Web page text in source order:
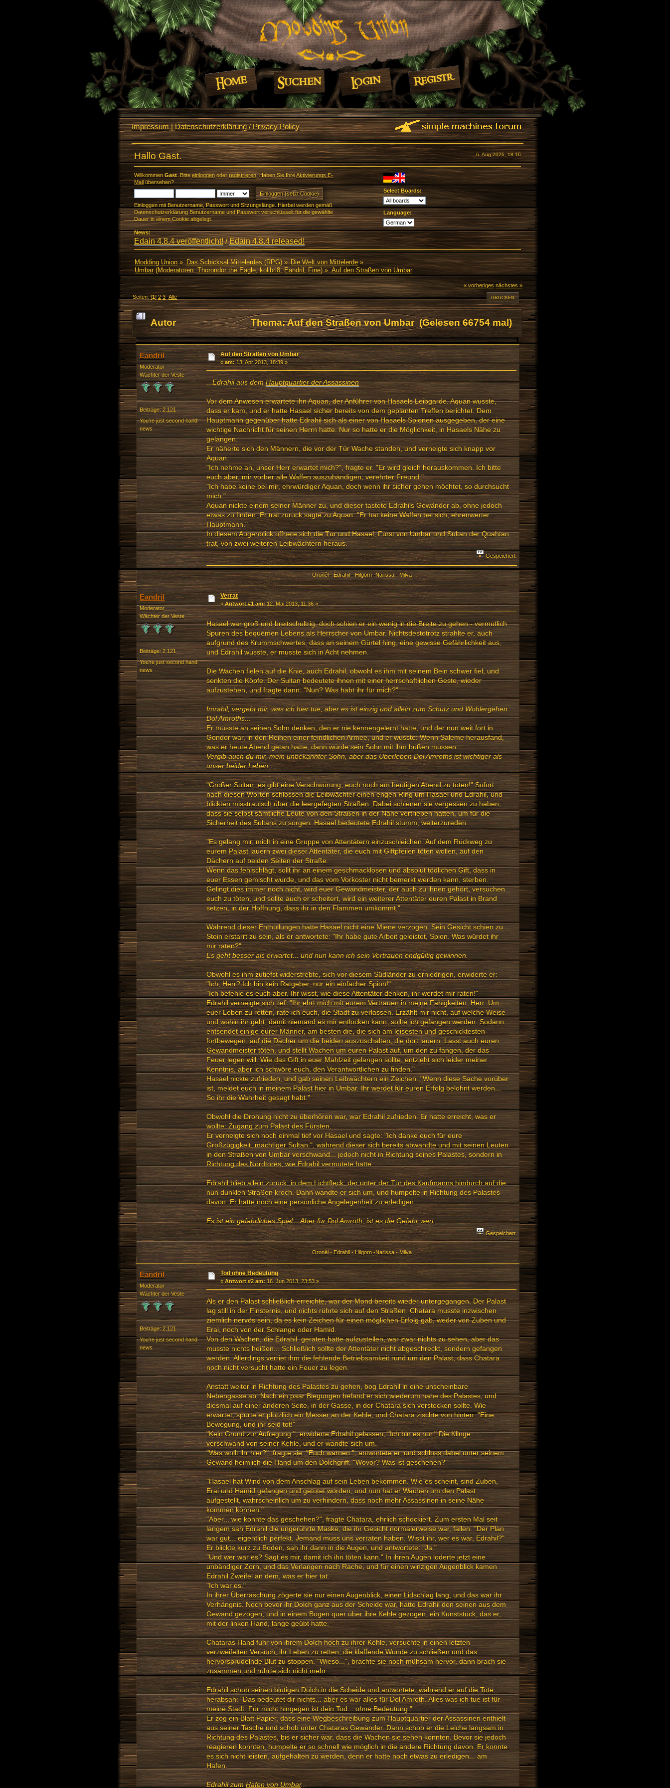
Impressum|Datenschutzerklärung / Privacy Policy
6. Aug 2026, 18:16
Hallo Gast.
Willkommen Gast. Bitte einloggenoderregistrieren. Haben Sie IhreAktivierungs E-
Mailübersehen?
Einloggen mit Benutzername, Passwort und Sitzungslänge. Hierbei werden gemäß
Datenschutzerklärung Benutzername und Passwort verschlüsselt für die gewählte
Dauer in einem Cookie abgelegt.
Select Boards:
Language:
News:
Edain 4.8.4 veröffentlicht!/Edain 4.8.4 released!
Modding Union» Das Schicksal Mittelerdes (RPG)» Die Welt von Mittelerde»
Umbar(Moderatoren:Thorondor the Eagle,kolibri8,Eandril , Fine) » Auf den Straßen von Umbar
« vorheriges nächstes »
DRUCKEN
Seiten: [1]2 3 Alle
Autor Thema: Auf den Straßen von Umbar (Gelesen 66754 mal)
Eandril
Moderator
Wächter der Veste
Beiträge: 2.121
You're just second hand
news
Auf den Straßen von Umbar
«am:13. Apr 2013, 18:39 »
...Edrahil aus demHauptquartier der Assassinen
Vor dem Anwesen erwartete ihn Aquan, der Anführer von Hasaels Leibgarde. Aquan wusste,
dass er kam, und er hatte Hasael sicher bereits von dem geplanten Treffen berichtet. Dem
Hauptmann gegenüber hatte Edrahil sich als einer von Hasaels Spionen ausgegeben, der eine
wichtige Nachricht für seinen Herrn hatte. Nur so hatte er die Möglichkeit, in Hasaels Nähe zu
gelangen.
Er näherte sich den Männern, die vor der Tür Wache standen, und verneigte sich knapp vor
Aquan.
"Ich nehme an, unser Herr erwartet mich?", fragte er. "Er wird gleich herauskommen. Ich bitte
euch aber, mir vorher alle Waffen auszuhändigen, verehrter Freund."
"Ich habe keine bei mir, ehrwürdiger Aquan, doch wenn ihr sicher gehen möchtet, so durchsucht
mich."
Aquan nickte einem seiner Männer zu, und dieser tastete Edrahils Gewänder ab, ohne jedoch
etwas zu finden. Er trat zurück sagte zu Aquan: "Er hat keine Waffen bei sich, ehrenwerter
Hauptmann."
In diesem Augenblick öffnete sich die Tür und Hasael, Fürst von Umbar und Sultan der Quahtan
trat, von zwei weiteren Leibwächtern heraus.
Gespeichert
Oronêl - Edrahil - Hilgorn -Narissa - Milva
Eandril
Moderator
Wächter der Veste
Beiträge: 2.121
You're just second hand
news
Verrat
«Antwort #1 am:12. Mai 2013, 11:36 »
Hasael war groß und breitschultrig, doch schien er ein wenig in die Breite zu gehen - vermutlich
Spuren des bequemen Lebens als Herrscher von Umbar. Nichtsdestotrotz strahlte er, auch
aufgrund des Krummschwertes, dass an seinem Gürtel hing, eine gewisse Gefährlichkeit aus,
und Edrahil wusste, er musste sich in Acht nehmen.
Die Wachen fielen auf die Knie, auch Edrahil, obwohl es ihm mit seinem Bein schwer fiel, und
senkten die Köpfe. Der Sultan bedeutete ihnen mit einer herrschaftlichen Geste, wieder
aufzustehen, und fragte dann: "Nun? Was habt ihr für mich?"
Imrahil, vergebt mir, was ich hier tue, aber es ist einzig und allein zum Schutz und Wohlergehen
Dol Amroths...
Er musste an seinen Sohn denken, den er nie kennengelernt hatte, und der nun weit fort in
Gondor war, in den Reihen einer feindlichen Armee, und er wusste: Wenn Saleme herausfand,
was er heute Abend getan hatte, dann würde sein Sohn mit ihm büßen müssen.
Vergib auch du mir, mein unbekannter Sohn, aber das Überleben Dol Amroths ist wichtiger als
unser beider Leben.
"Großer Sultan, es gibt eine Verschwörung, euch noch am heutigen Abend zu töten!" Sofort
nach diesen Worten schlossen die Leibwächter einen engen Ring um Hasael und Edrahil, und
blickten misstrauisch über die leergefegten Straßen. Dabei schienen sie vergessen zu haben,
dass sie selbst sämtliche Leute von den Straßen in der Nähe vertrieben hatten, um für die
Sicherheit des Sultans zu sorgen. Hasael bedeutete Edrahil stumm, weiterzureden.
"Es gelang mir, mich in eine Gruppe von Attentätern einzuschleichen. Auf dem Rückweg zu
eurem Palast lauern zwei dieser Attentäter, die euch mit Giftpfeilen töten wollen, auf den
Dächern auf beiden Seiten der Straße.
Wenn das fehlschlägt, sollt ihr an einem geschmacklosen und absolut tödlichen Gift, dass in
euer Essen gemischt wurde, und das vom Vorkoster nicht bemerkt werden kann, sterben.
Gelingt dies immer noch nicht, wird euer Gewandmeister, der auch zu ihnen gehört, versuchen
euch zu töten, und sollte auch er scheitert, wird ein weiterer Attentäter euren Palast in Brand
setzen, in der Hoffnung, dass ihr in den Flammen umkommt."
Während dieser Enthüllungen hatte Hasael nicht eine Miene verzogen. Sein Gesicht schien zu
Stein erstarrt zu sein, als er antwortete: "Ihr habe gute Arbeit geleistet, Spion. Was würdet ihr
mir raten?"
Es geht besser als erwartet... und nun kann ich sein Vertrauen endgültig gewinnen.
Obwohl es ihm zutiefst widerstrebte, sich vor diesem Südländer zu erniedrigen, erwiderte er:
"Ich, Herr? Ich bin kein Ratgeber, nur ein einfacher Spion!"
"Ich befehle es euch aber. Ihr wisst, wie diese Attentäter denken, ihr werdet mir raten!"
Edrahil verneigte sich tief. "Ihr ehrt mich mit eurem Vertrauen in meine Fähigkeiten, Herr. Um
euer Leben zu retten, rate ich euch, die Stadt zu verlassen. Erzählt mir nicht, auf welche Weise
und wohin ihr geht, damit niemand es mir entlocken kann, sollte ich gefangen werden. Sodann
entsendet einige eurer Männer, am besten die, die sich am leisesten und geschicktesten
fortbewegen, auf die Dächer um die beiden auszuschalten, die dort lauern. Lasst auch euren
Gewandmeister töten, und stellt Wachen um euren Palast auf, um den zu fangen, der das
Feuer legen will. Wie das Gift in euer Mahlzeit gelangen sollte, entzieht sich leider meiner
Kenntnis, aber ich schwöre euch, den Verantwortlichen zu finden."
Hasael nickte zufrieden, und gab seinen Leibwächtern ein Zeichen. "Wenn diese Sache vorüber
ist, meldet euch in meinem Palast hier in Umbar. Ihr werdet für euren Erfolg belohnt werden...
So ihr die Wahrheit gesagt habt."
Obwohl die Drohung nicht zu überhören war, war Edrahil zufrieden. Er hatte erreicht, was er
wollte: Zugang zum Palast des Fürsten.
Er verneigte sich noch einmal tief vor Hasael und sagte: "Ich danke euch für eure
Großzügigkeit, mächtiger Sultan.", während dieser sich bereits abwandte und mit seinen Leuten
in den Straßen von Umbar verschwand... jedoch nicht in Richtung seines Palastes, sondern in
Richtung des Nordtores, wie Edrahil vermutete hatte.
Edrahil blieb allein zurück, in dem Lichtfleck, der unter der Tür des Kaufmanns hindurch auf die
nun dunklen Straßen kroch. Dann wandte er sich um, und humpelte in Richtung des Palastes
davon. Er hatte noch eine persönliche Angelegenheit zu erledigen.
Es ist ein gefährliches Spiel... Aber für Dol Amroth, ist es die Gefahr wert.
Gespeichert
Oronêl - Edrahil - Hilgorn -Narissa - Milva
Eandril
Moderator
Wächter der Veste
Beiträge: 2.121
You're just second hand
news
Tod ohne Bedeutung
«Antwort #2 am:16. Jun 2013, 23:53 »
Als er den Palast schließlich erreichte, war der Mond bereits wieder untergegangen. Der Palast
lag still in der Finsternis, und nichts rührte sich auf den Straßen. Chatara musste inzwischen
ziemlich nervös sein, da es kein Zeichen für einen möglichen Erfolg gab, weder von Zuben und
Erai, noch von der Schlange oder Hamid.
Von den Wachen, die Edrahil geraten hatte aufzustellen, war zwar nichts zu sehen, aber das
musste nichts heißen... Schließlich sollte der Attentäter nicht abgeschreckt, sondern gefangen
werden. Allerdings verriet ihm die fehlende Betriebsamkeit rund um den Palast, dass Chatara
noch nicht versucht hatte ein Feuer zu legen.
Anstatt weiter in Richtung des Palastes zu gehen, bog Edrahil in eine unscheinbare
Nebengasse ab. Nach ein paar Biegungen befand er sich wiederum nahe des Palastes, und
diesmal auf einer anderen Seite, in der Gasse, in der Chatara sich verstecken sollte. Wie
erwartet, spürte er plötzlich ein Messer an der Kehle, und Chatara zischte von hinten: "Eine
Bewegung, und ihr seid tot!"
"Kein Grund zur Aufregung.", erwiderte Edrahil gelassen, "Ich bin es nur." Die Klinge
verschwand von seiner Kehle, und er wandte sich um.
"Was wollt ihr hier?", fragte sie. "Euch warnen.", antwortete er, und schloss dabei unter seinem
Gewand heimlich die Hand um den Dolchgriff. "Wovor? Was ist geschehen?"
"Hasael hat Wind von dem Anschlag auf sein Leben bekommen. Wie es scheint, sind Zuben,
Erai und Hamid gefangen und getötet worden, und nun hat er Wachen um den Palast
aufgestellt, wahrscheinlich um zu verhindern, dass noch mehr Assassinen in seine Nähe
kommen können."
"Aber... wie konnte das geschehen?", fragte Chatara, ehrlich schockiert. Zum ersten Mal seit
langem sah Edrahil die ungerührte Maske, die ihr Gesicht normalerweise war, fallen. "Der Plan
war gut... eigentlich perfekt. Jemand muss uns verraten haben. Wisst ihr, wer es war, Edrahil?"
Er blickte kurz zu Boden, sah ihr dann in die Augen, und antwortete: "Ja."
"Und wer war es? Sagt es mir, damit ich ihn töten kann." In ihren Augen loderte jetzt eine
unbändiger Zorn, und das Verlangen nach Rache, und für einen winzigen Augenblick kamen
Edrahil Zweifel an dem, was er hier tat.
"Ich war es."
In ihrer Überraschung zögerte sie nur einen Augenblick, einen Lidschlag lang, und das war ihr
Verhängnis. Noch bevor ihr Dolch ganz aus der Scheide war, hatte Edrahil den seinen aus dem
Gewand gezogen, und in einem Bogen quer über ihre Kehle gezogen, ein Kunststück, das er,
mit der linken Hand, lange geübt hatte.
Chataras Hand fuhr von ihrem Dolch hoch zu ihrer Kehle, versuchte in einen letzten
verzweifelten Versuch, ihr Leben zu retten, die klaffende Wunde zu schließen und das
hervorsprudelnde Blut zu stoppen. "Wieso...", brachte sie noch mühsam hervor, dann brach sie
zusammen und rührte sich nicht mehr.
Edrahil schob seinen blutigen Dolch in die Scheide und antwortete, während er auf die Tote
herabsah: "Das bedeutet dir nichts... aber es war alles für Dol Amroth. Alles was ich tue ist für
meine Stadt. Für micht hingegen ist dein Tod... ohne Bedeutung."
Er zog ein Blatt Papier, dass eine Wegbeschreibung zum Hauptquartier der Assassinen enthielt
aus seiner Tasche und schob unter Chataras Gewänder. Dann schob er die Leiche langsam in
Richtung des Palastes, bis er sicher war, dass die Wachen sie sehen konnten. Bevor sie jedoch
reagieren konnten, humpelte er so schnell wie möglich in die andere Richtung davon. Er konnte
es sich nicht leisten, aufgehalten zu werden, denn er hatte noch etwas zu erledigen... am
Hafen.
Edrahil zumHafen von Umbar...